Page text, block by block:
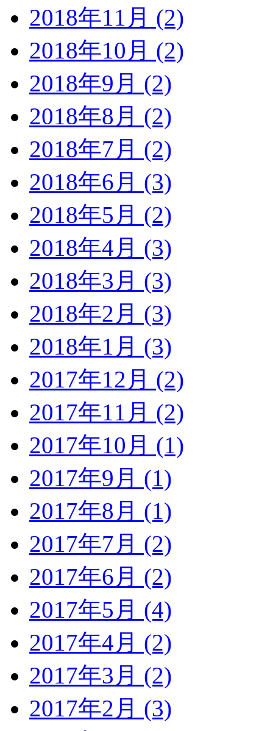
2018年11月 (2)
2018年10月 (2)
2018年9月 (2)
2018年8月 (2)
2018年7月 (2)
2018年6月 (3)
2018年5月 (2)
2018年4月 (3)
2018年3月 (3)
2018年2月 (3)
2018年1月 (3)
2017年12月 (2)
2017年11月 (2)
2017年10月 (1)
2017年9月 (1)
2017年8月 (1)
2017年7月 (2)
2017年6月 (2)
2017年5月 (4)
2017年4月 (2)
2017年3月 (2)
2017年2月 (3)